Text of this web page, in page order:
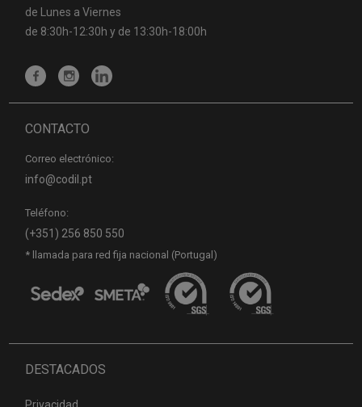
de Lunes a Viernes
de 8:30h-12:30h y de 13:30h-18:00h
CONTACTO
Correo electrónico:
info@codil.pt
Teléfono:
(+351) 256 850 550
* llamada para red fija nacional (Portugal)
DESTACADOS
Privacidad